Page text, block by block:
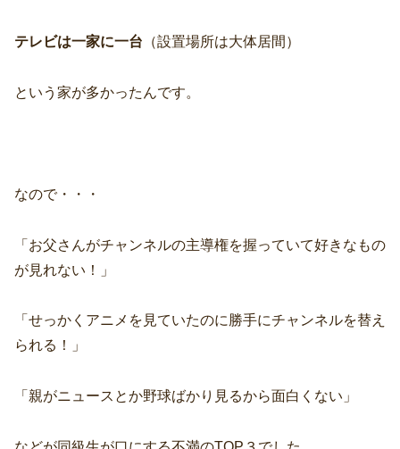
テレビは一家に一台 （設置場所は大体居間）
という家が多かったんです。
なので・・・
「お父さんがチャンネルの主導権を握っていて好きなもの
が見れない！」
「せっかくアニメを見ていたのに勝手にチャンネルを替え
られる！」
「親がニュースとか野球ばかり見るから面白くない」